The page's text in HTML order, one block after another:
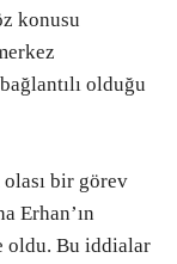
konusu
olduğu
bir görev
Erhan’ın
oldu. Bu iddialar